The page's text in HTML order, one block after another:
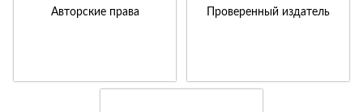
Авторские права Проверенный издатель